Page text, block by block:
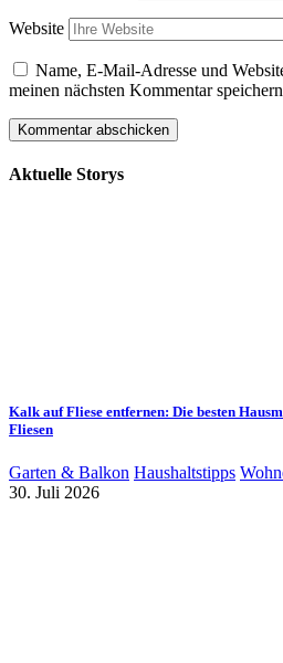
Website
Name, E-Mail-Adresse und
meinen nächsten Kommentar
Aktuelle Storys
Kalk auf Fliese entfernen: Die besten
Fliesen
Garten & Balkon Haushaltstipps
30. Juli 2026